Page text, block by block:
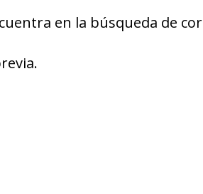
en la búsqueda de